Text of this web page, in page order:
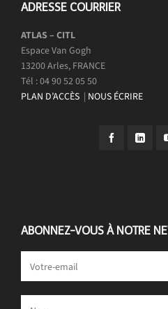
ADRESSE COURRIER
ATLAS – CITL
Espace Van Gogh
13200 Arles, FRANCE
Tél : 04 90 52 05 50
PLAN D’ACCÈS | NOUS ÉCRIRE
ABONNEZ-VOUS À NOTRE